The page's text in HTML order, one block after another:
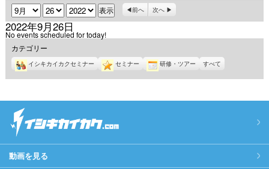
月 日 年 前へ 次へ
2022年9月26日
No events scheduled for today!
カテゴリー
イシキカイカクセミナー セミナー 研修・ツアー すべて
動画を見る